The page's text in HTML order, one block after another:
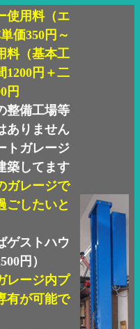
使用料（エ
価350円～
料（基本工
1200円＋二
円
整備工場等
ありません
トガレージ
築してます
ガレージで
ごしたいと
ゲストハウ
円）
レージ内プ
有が可能で